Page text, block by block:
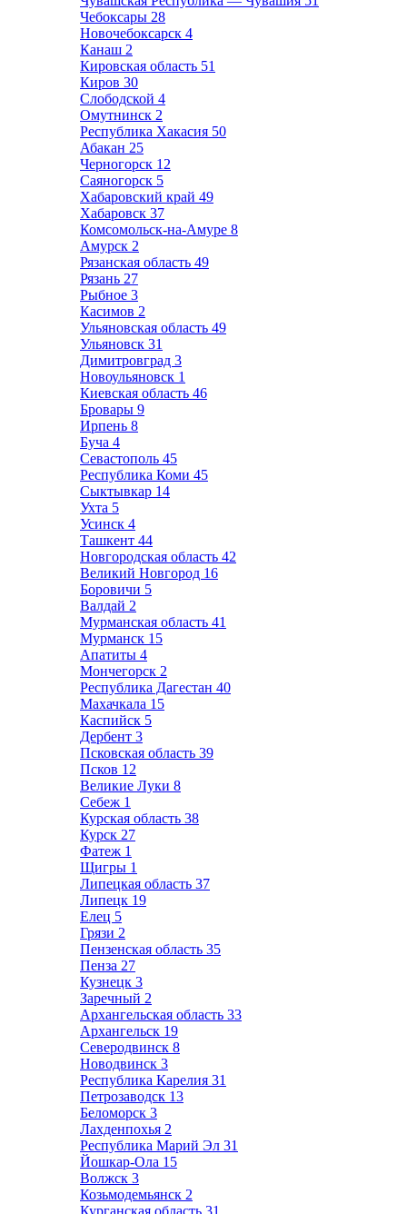
Чебоксары 28
Новочебоксарск 4
Канаш 2
Кировская область 51
Киров 30
Слободской 4
Омутнинск 2
Республика Хакасия 50
Абакан 25
Черногорск 12
Саяногорск 5
Хабаровский край 49
Хабаровск 37
Комсомольск-на-Амуре 8
Амурск 2
Рязанская область 49
Рязань 27
Рыбное 3
Касимов 2
Ульяновская область 49
Ульяновск 31
Димитровград 3
Новоульяновск 1
Киевская область 46
Бровары 9
Ирпень 8
Буча 4
Севастополь 45
Республика Коми 45
Сыктывкар 14
Ухта 5
Усинск 4
Ташкент 44
Новгородская область 42
Великий Новгород 16
Боровичи 5
Валдай 2
Мурманская область 41
Мурманск 15
Апатиты 4
Мончегорск 2
Республика Дагестан 40
Махачкала 15
Каспийск 5
Дербент 3
Псковская область 39
Псков 12
Великие Луки 8
Себеж 1
Курская область 38
Курск 27
Фатеж 1
Щигры 1
Липецкая область 37
Липецк 19
Елец 5
Грязи 2
Пензенская область 35
Пенза 27
Кузнецк 3
Заречный 2
Архангельская область 33
Архангельск 19
Северодвинск 8
Новодвинск 3
Республика Карелия 31
Петрозаводск 13
Беломорск 3
Лахденпохья 2
Республика Марий Эл 31
Йошкар-Ола 15
Волжск 3
Козьмодемьянск 2
Курганская область 31